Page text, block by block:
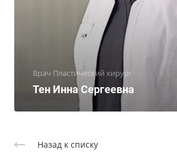
Врач Пластический хирург
Тен Инна Сергеевна
Назад к списку